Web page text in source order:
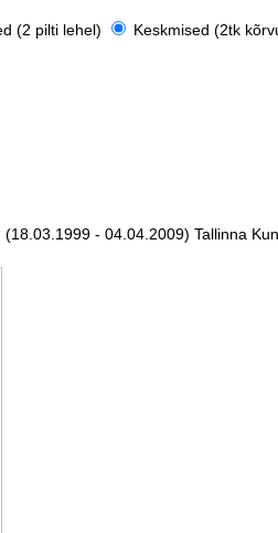
(2 pilti lehel) Keskmised (2tk
- 04.04.2009) Tallinna